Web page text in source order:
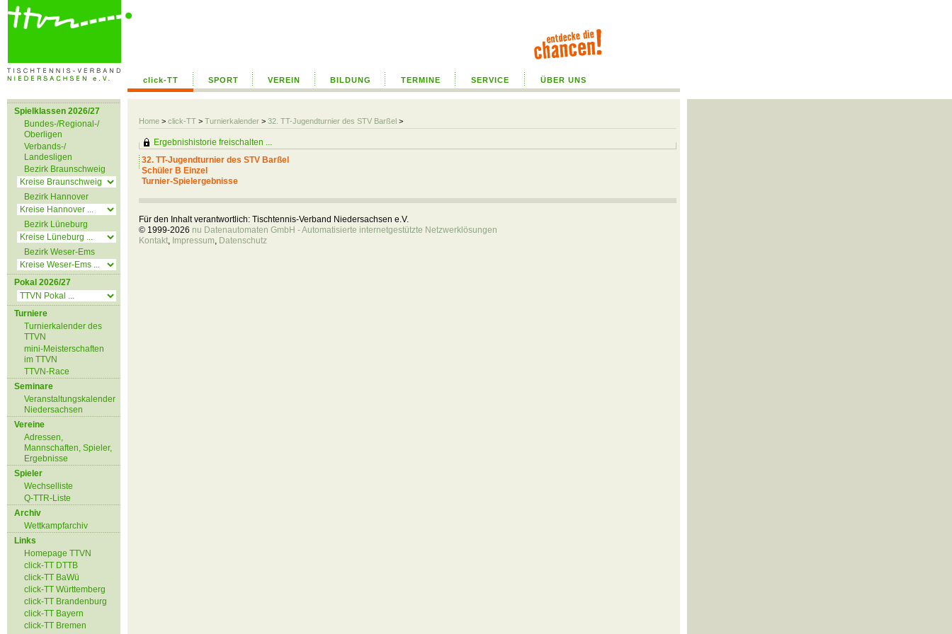
click-TT SPORT VEREIN BILDUNG TERMINE SERVICE ÜBER UNS
Home > click-TT > Turnierkalender > 32. TT-Jugendturnier des STV Barßel >
Spielklassen 2026/27
Bundes-/Regional-/
Oberligen
Verbands-/
Landesligen
Bezirk Braunschweig
Bezirk Hannover
Bezirk Lüneburg
Bezirk Weser-Ems
Pokal 2026/27
Turniere
Turnierkalender des
TTVN
mini-Meisterschaften
im TTVN
TTVN-Race
Seminare
Veranstaltungskalender
Niedersachsen
Vereine
Adressen,
Mannschaften, Spieler,
Ergebnisse
Spieler
Wechselliste
Q-TTR-Liste
Archiv
Wettkampfarchiv
Links
Homepage TTVN
click-TT DTTB
click-TT BaWü
click-TT Württemberg
click-TT Brandenburg
click-TT Bayern
click-TT Bremen
Ergebnishistorie freischalten ...
32. TT-Jugendturnier des STV Barßel
Schüler B Einzel
Turnier-Spielergebnisse
Für den Inhalt verantwortlich: Tischtennis-Verband Niedersachsen e.V.
© 1999-2026 nu Datenautomaten GmbH - Automatisierte internetgestützte Netzwerklösungen
Kontakt, Impressum, Datenschutz